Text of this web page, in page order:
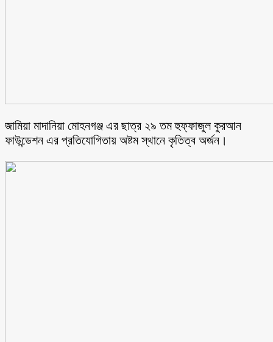
জামিয়া মাদানিয়া মোহনগঞ্জ এর ছাত্র ২৯ তম হুফ্ফাজুল কুরআন
ফাউন্ডেশন এর প্রতিযোগিতায় অষ্টম স্থানে কৃতিত্ব অর্জন।